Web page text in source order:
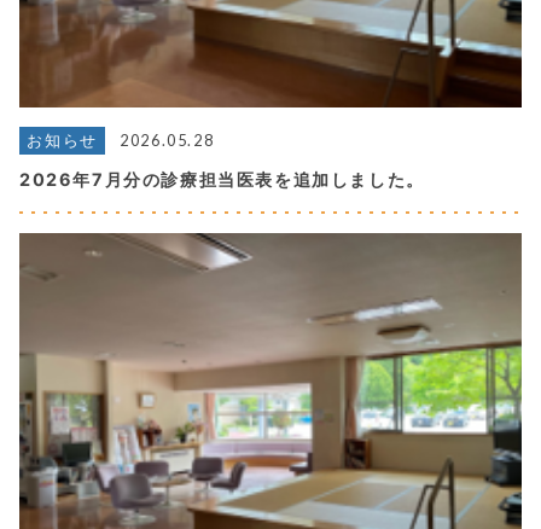
お知らせ 2026.05.28
2026年7月分の診療担当医表を追加しました。